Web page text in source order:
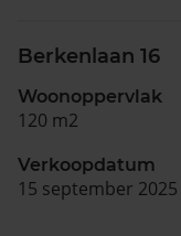
Berkenlaan 16
Woonoppervlak
120 m2
Verkoopdatum
15 september 2025